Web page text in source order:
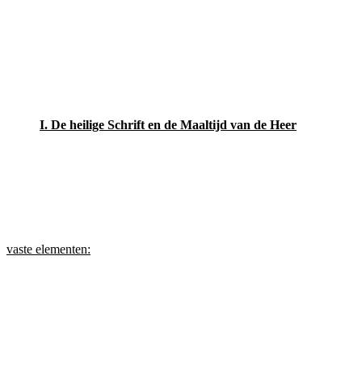
I. De heilige Schrift en de Maaltijd van de Heer
vaste elementen: